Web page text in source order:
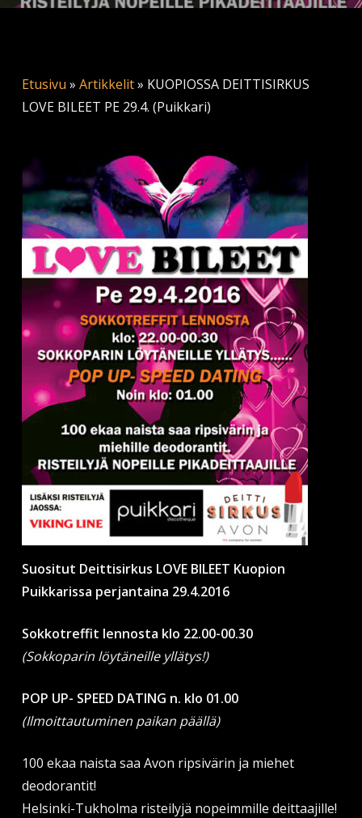
Etusivu » Artikkelit» KUOPIOSSA DEITTISIRKUS
LOVE BILEET PE 29.4. (Puikkari)
Suositut Deittisirkus LOVE BILEET Kuopion
Puikkarissa perjantaina 29.4.2016
Sokkotreffit lennosta klo 22.00-00.30
(Sokkoparin löytäneille yllätys!)
POP UP- SPEED DATING n. klo 01.00
(Ilmoittautuminen paikan päällä)
100 ekaa naista saa Avon ripsivärin ja miehet
deodorantit!
Helsinki-Tukholma risteilyjä nopeimmille deittaajille!